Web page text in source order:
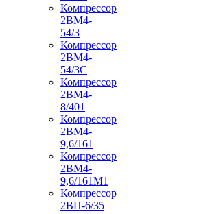
Компрессор
2ВМ4-
54/3
Компрессор
2ВМ4-
54/3С
Компрессор
2ВМ4-
8/401
Компрессор
2ВМ4-
9,6/161
Компрессор
2ВМ4-
9,6/161М1
Компрессор
2ВП-6/35